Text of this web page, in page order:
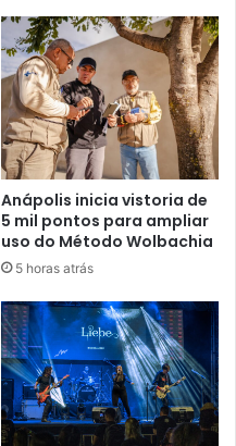
Anápolis inicia vistoria de
5 mil pontos para ampliar
uso do Método Wolbachia
5 horas atrás